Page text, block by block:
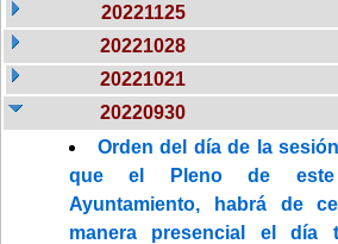
20221125
20221028
20221021
20220930
Orden del día de la
que el Pleno de este
Ayuntamiento, habrá de
manera presencial el día